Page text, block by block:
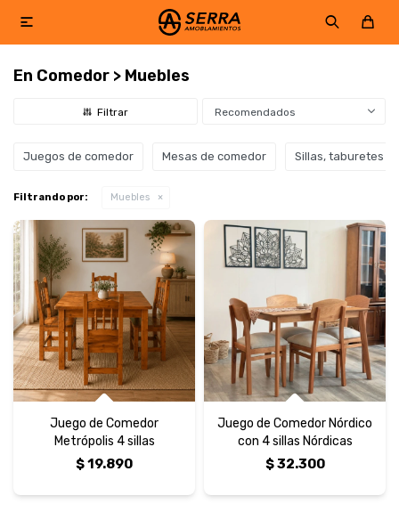

En Comedor > Muebles
Recomendados
Juegos de comedor Mesas de comedor Sillas, taburetes y
Filtrando por: Muebles
Juego de Comedor
Metrópolis 4 sillas
$19.890
Juego de Comedor Nórdico
con 4 sillas Nórdicas
$32.300